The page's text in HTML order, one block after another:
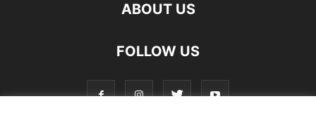
ABOUT US
FOLLOW US